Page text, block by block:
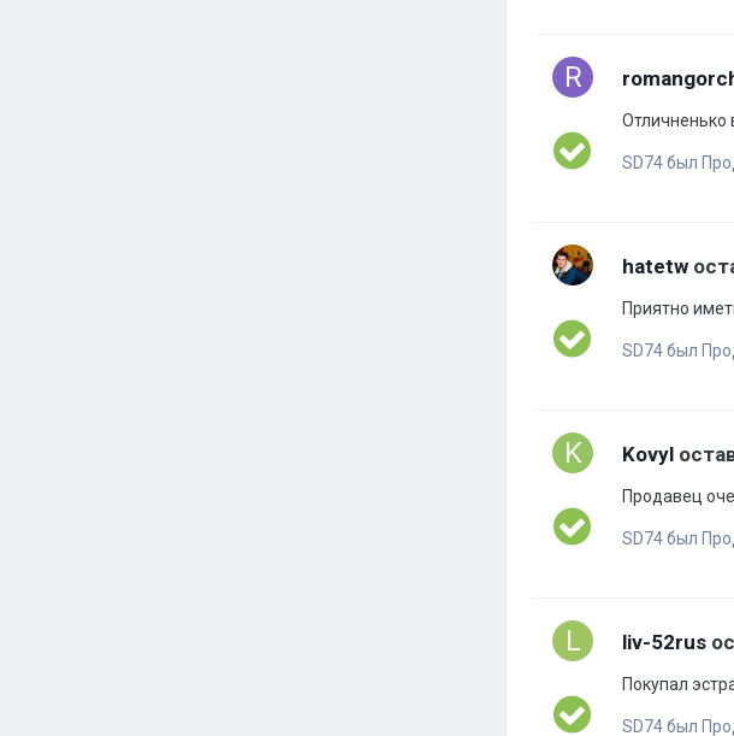
Отличненько
SD74 был
hatetw
Приятно
SD74 был
Kovyl
Продавец
SD74 был
liv-52rus
Покупал
SD74 был